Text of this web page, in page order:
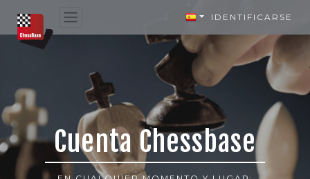
IDENTIFICARSE
Cuenta Chessbase